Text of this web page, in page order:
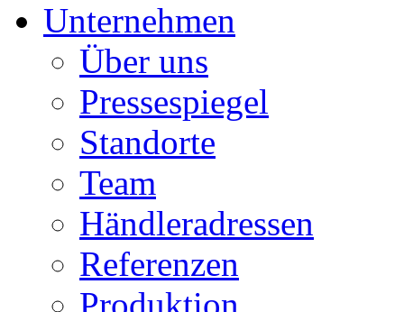
Unternehmen
Über uns
Pressespiegel
Standorte
Team
Händleradressen
Referenzen